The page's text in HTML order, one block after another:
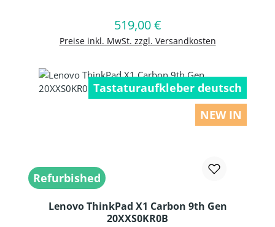
Regulärer Preis:
519,00 €
Preise inkl. MwSt. zzgl. Versandkosten
In den Warenkorb
Tastaturaufkleber deutsch
NEW IN
Refurbished
Lenovo ThinkPad X1 Carbon 9th Gen
20XXS0KR0B